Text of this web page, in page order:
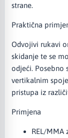
strane.
Praktična
Odvojivi rukavi
skidanje te se
odjeći. Posebno
vertikalnim
pristupa iz
Primjena
REL/MMA